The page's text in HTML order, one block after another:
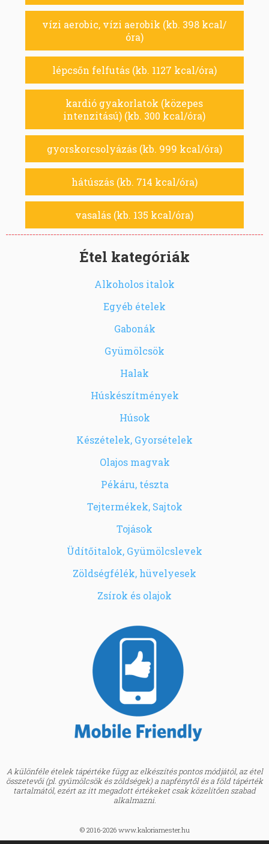
vízi aerobic, vízi aerobik (kb. 398 kcal/
óra)
lépcsőn felfutás (kb. 1127 kcal/óra)
kardió gyakorlatok (közepes
intenzitású) (kb. 300 kcal/óra)
gyorskorcsolyázás (kb. 999 kcal/óra)
hátúszás (kb. 714 kcal/óra)
vasalás (kb. 135 kcal/óra)
Étel kategóriák
Alkoholos italok
Egyéb ételek
Gabonák
Gyümölcsök
Halak
Húskészítmények
Húsok
Készételek, Gyorsételek
Olajos magvak
Pékáru, tészta
Tejtermékek, Sajtok
Tojások
Üdítőitalok, Gyümölcslevek
Zöldségfélék, hüvelyesek
Zsírok és olajok
A különféle ételek tápértéke függ az elkészítés pontos módjától, az étel
összetevői (pl. gyümölcsök és zöldségek) a napfénytől és a föld tápérték
tartalmától, ezért az itt megadott értékeket csak közelítően szabad
alkalmazni.
© 2016-2026 www.kaloriamester.hu